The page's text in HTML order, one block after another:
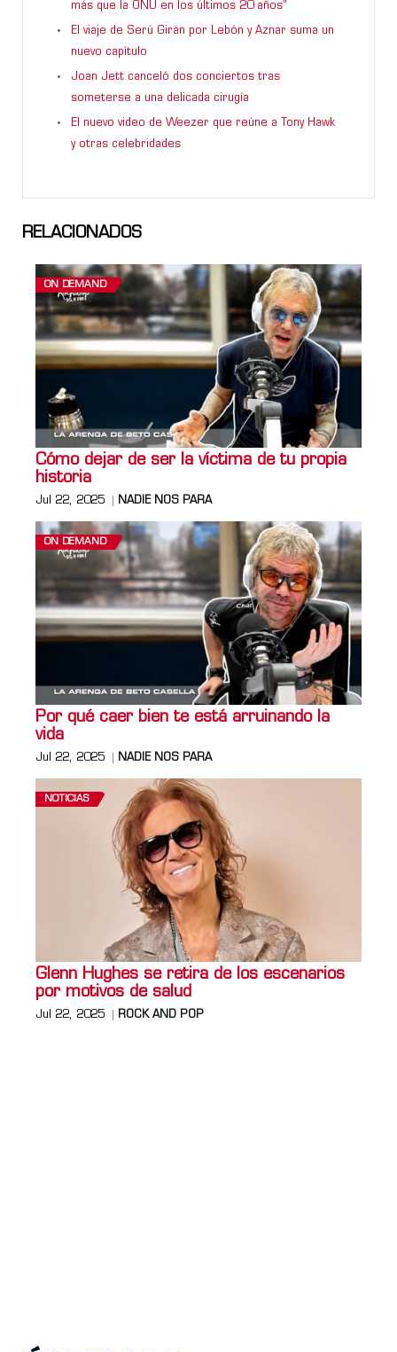
más que la ONU en los últimos 20 años”
El viaje de Serú Girán por Lebón y Aznar suma un
nuevo capítulo
Joan Jett canceló dos conciertos tras
someterse a una delicada cirugía
El nuevo video de Weezer que reúne a Tony Hawk
y otras celebridades
RELACIONADOS
ON DEMAND
Cómo dejar de ser la víctima de tu propia
historia
Jul 22, 2025 NADIE NOS PARA
ON DEMAND
Por qué caer bien te está arruinando la
vida
Jul 22, 2025 NADIE NOS PARA
NOTICIAS
Glenn Hughes se retira de los escenarios
por motivos de salud
Jul 22, 2025 ROCK AND POP